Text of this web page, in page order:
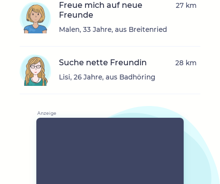
Freue mich auf neue
Freunde
Malen, 33 Jahre, aus Breitenried
27 km
Suche nette Freundin
Lisi, 26 Jahre, aus Badhöring
28 km